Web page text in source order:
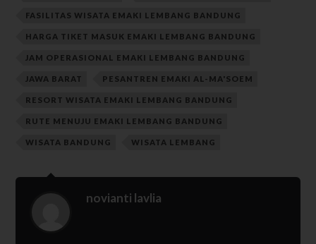
FASILITAS WISATA EMAKI LEMBANG BANDUNG
HARGA TIKET MASUK EMAKI LEMBANG BANDUNG
JAM OPERASIONAL EMAKI LEMBANG BANDUNG
JAWA BARAT PESANTREN EMAKI AL-MA'SOEM
RESORT WISATA EMAKI LEMBANG BANDUNG
RUTE MENUJU EMAKI LEMBANG BANDUNG
WISATA BANDUNG WISATA LEMBANG
novianti lavlia